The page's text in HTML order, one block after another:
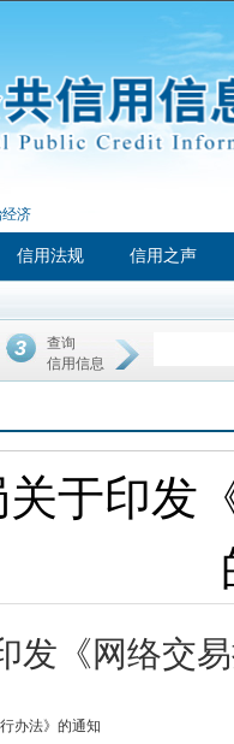
经济
信用法规 信用之声
3
查询
信用信息
于印发
发《网络交
办法》的通知